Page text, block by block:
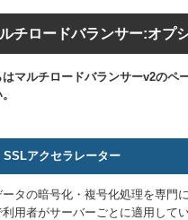
チロードバランサー:オプ
はマルチロードバランサーv2のペ
SSLアクセラレーター
タの暗号化・複号化処理を専門
利用者がサーバーごとに適用して